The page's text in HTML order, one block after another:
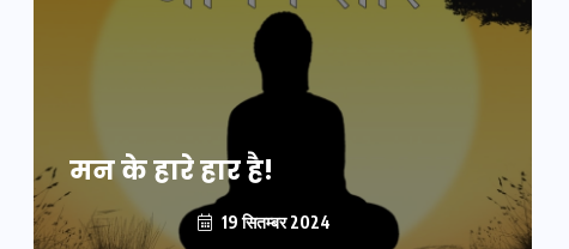
मन के हारे हार है!
19 सितम्बर 2024